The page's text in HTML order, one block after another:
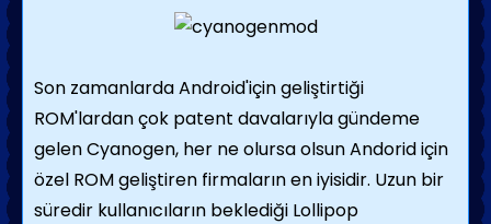
Son zamanlarda Android'için geliştirtiği
ROM'lardan çok patent davalarıyla gündeme
gelen Cyanogen, her ne olursa olsun Andorid için
özel ROM geliştiren firmaların en iyisidir. Uzun bir
süredir kullanıcıların beklediği Lollipop